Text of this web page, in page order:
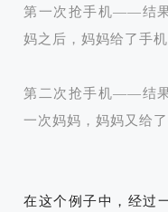
第一次抢手机——结
妈之后，妈妈给了手机
第二次抢手机——结
一次妈妈，妈妈又给
在这个例子中，经过